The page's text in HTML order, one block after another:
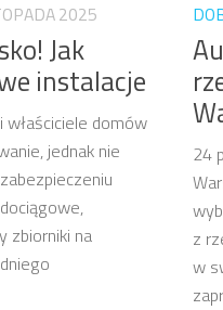
2025
Jak
instalacje
właściciele domów
jednak nie
zbiorniki na
24
z
w